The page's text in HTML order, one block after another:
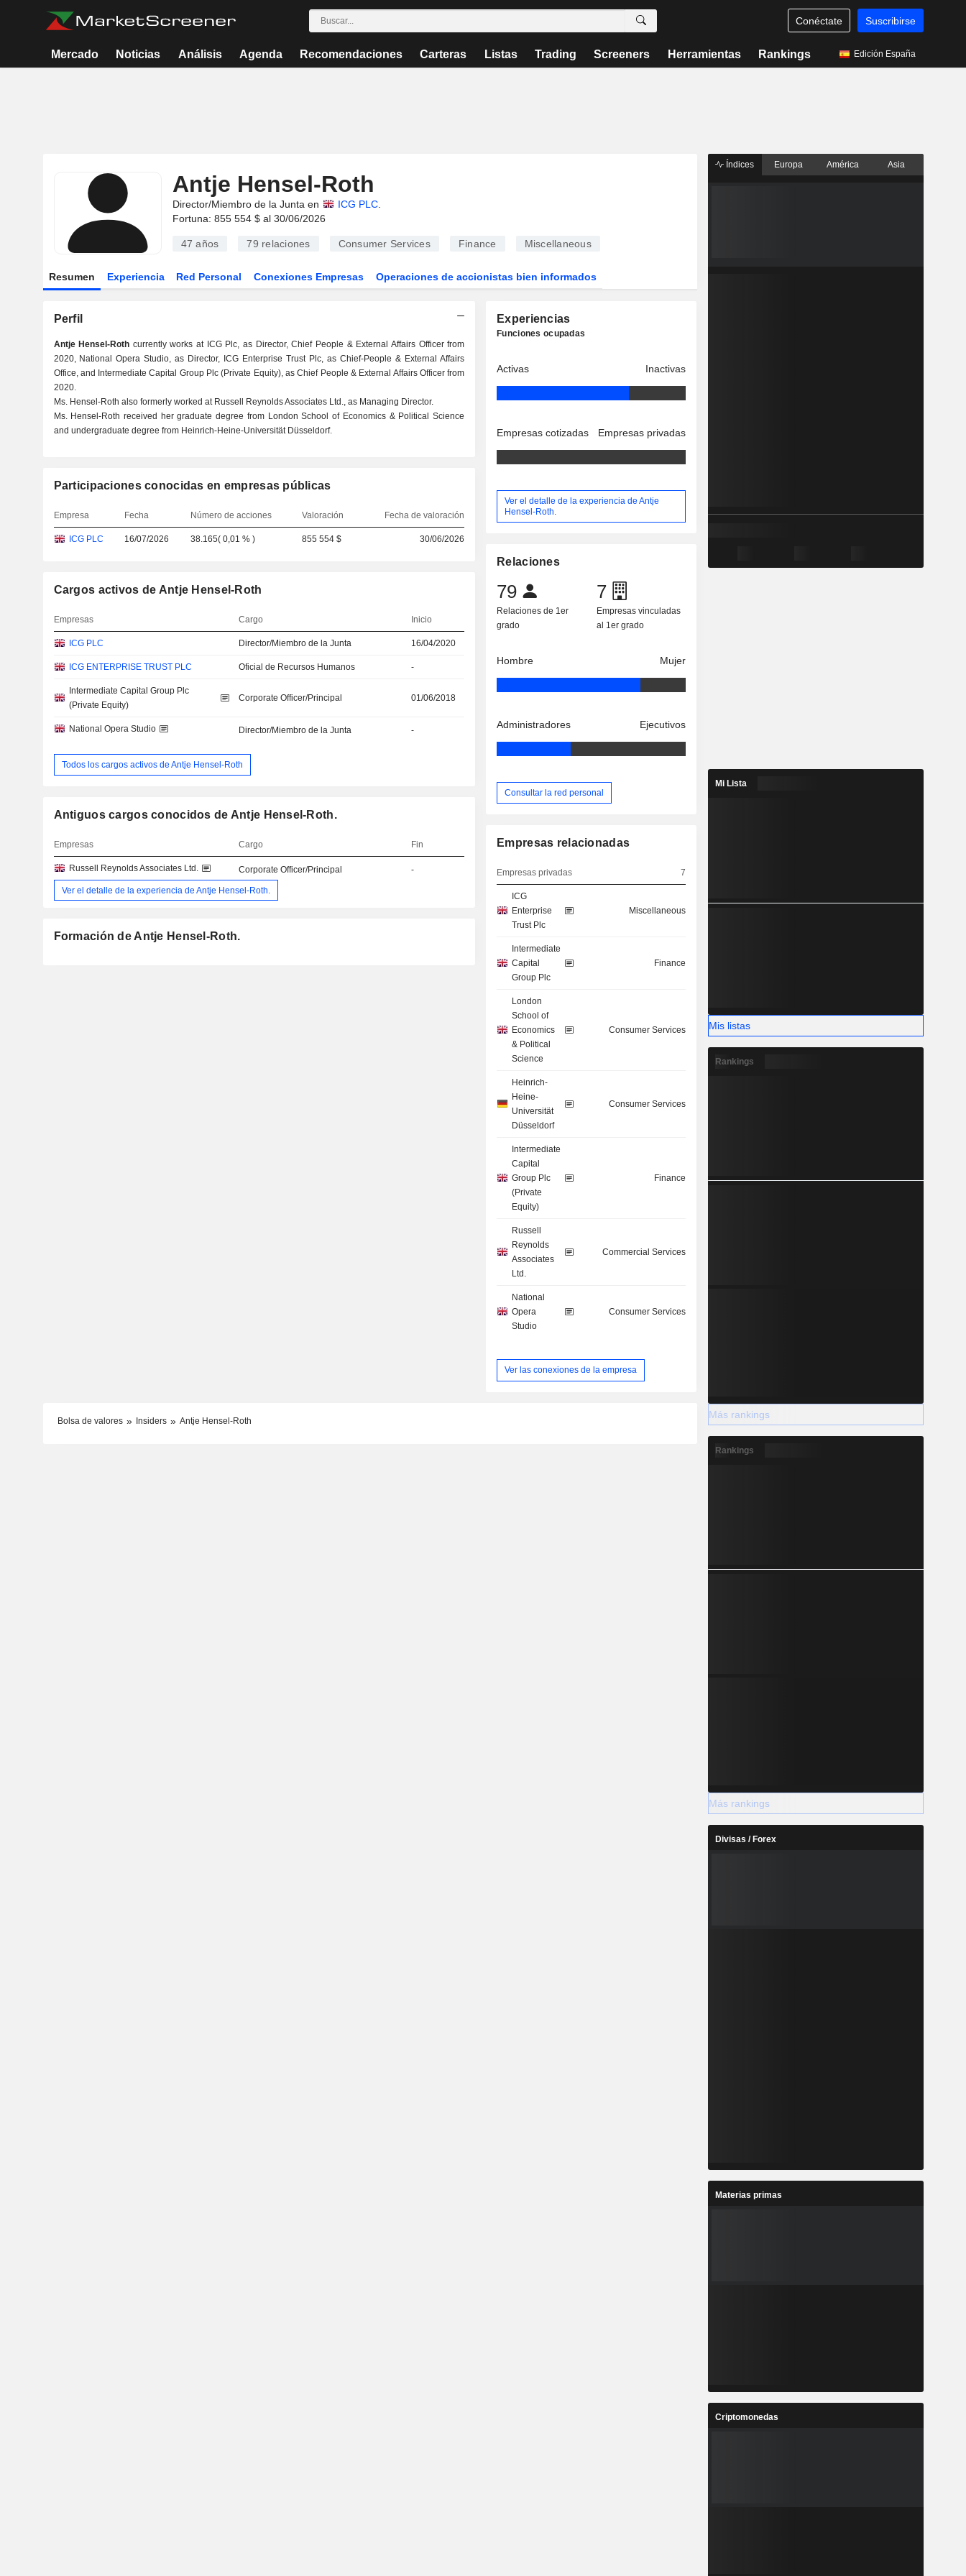
Conéctate Suscribirse
Mercado Noticias Análisis Agenda Recomendaciones Carteras Listas Trading Screeners Herramientas Rankings Edición España
Antje Hensel-Roth
Director/Miembro de la Junta en ICG PLC.
Fortuna: 855 554 $ al 30/06/2026
47 años 79 relaciones Consumer Services Finance Miscellaneous
Resumen Experiencia Red Personal Conexiones Empresas Operaciones de accionistas bien informados
Perfil
Antje Hensel-Roth currently works at ICG Plc, as Director, Chief People & External Affairs Officer from
2020, National Opera Studio, as Director, ICG Enterprise Trust Plc, as Chief-People & External Affairs
Office, and Intermediate Capital Group Plc (Private Equity), as Chief People & External Affairs Officer from
2020.
Ms. Hensel-Roth also formerly worked at Russell Reynolds Associates Ltd., as Managing Director.
Ms. Hensel-Roth received her graduate degree from London School of Economics & Political Science
and undergraduate degree from Heinrich-Heine-Universität Düsseldorf.
Participaciones conocidas en empresas públicas
Empresa Fecha Número de acciones Valoración Fecha de valoración
ICG PLC 16/07/2026 38.165(0,01 % ) 855 554 $ 30/06/2026
Cargos activos de Antje Hensel-Roth
Empresas Cargo Inicio
ICG PLC Director/Miembro de la Junta 16/04/2020
ICG ENTERPRISE TRUST PLC Oficial de Recursos Humanos -
Intermediate Capital Group Plc
(Private Equity)
Corporate Officer/Principal 01/06/2018
National Opera Studio Director/Miembro de la Junta -
Todos los cargos activos de Antje Hensel-Roth
Antiguos cargos conocidos de Antje Hensel-Roth.
Empresas Cargo Fin
Russell Reynolds Associates Ltd. Corporate Officer/Principal
-
Ver el detalle de la experiencia de Antje Hensel-Roth.
Formación de Antje Hensel-Roth.
Experiencias
Funciones ocupadas
Activas Inactivas
Empresas cotizadas Empresas privadas
Ver el detalle de la experiencia de Antje
Hensel-Roth.
Relaciones
79
Relaciones de 1er
grado
7
Empresas vinculadas
al 1er grado
Hombre Mujer
Administradores Ejecutivos
Consultar la red personal
Empresas relacionadas
Empresas privadas 7
ICG
Enterprise
Trust Plc
Miscellaneous
Intermediate
Capital
Group Plc
Finance
London
School of
Economics
& Political
Science
Consumer Services
Heinrich-
Heine-
Universität
Düsseldorf
Consumer Services
Intermediate
Capital
Group Plc
(Private
Equity)
Finance
Russell
Reynolds
Associates
Ltd.
Commercial Services
National
Opera
Studio
Consumer Services
Ver las conexiones de la empresa
Bolsa de valores Insiders Antje Hensel-Roth
Índices Europa América Asia
Mi Lista
Mis listas
Rankings
Más rankings
Rankings
Más rankings
Divisas / Forex
Materias primas
Criptomonedas